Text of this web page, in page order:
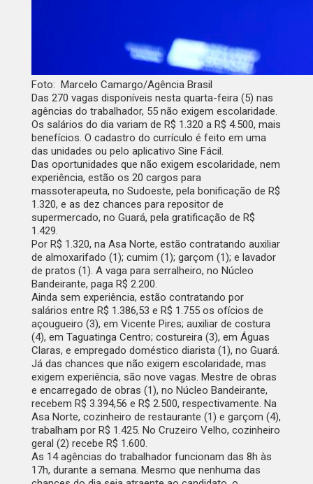
Foto: Marcelo Camargo/Agência Brasil
Das 270 vagas disponíveis nesta quarta-feira (5) nas
agências do trabalhador, 55 não exigem escolaridade.
Os salários do dia variam de R$ 1.320 a R$ 4.500, mais
benefícios. O cadastro do currículo é feito em uma
das unidades ou pelo aplicativo Sine Fácil.
Das oportunidades que não exigem escolaridade, nem
experiência, estão os 20 cargos para
massoterapeuta, no Sudoeste, pela bonificação de R$
1.320, e as dez chances para repositor de
supermercado, no Guará, pela gratificação de R$
1.429.
Por R$ 1.320, na Asa Norte, estão contratando auxiliar
de almoxarifado (1); cumim (1); garçom (1); e lavador
de pratos (1). A vaga para serralheiro, no Núcleo
Bandeirante, paga R$ 2.200.
Ainda sem experiência, estão contratando por
salários entre R$ 1.386,53 e R$ 1.755 os ofícios de
açougueiro (3), em Vicente Pires; auxiliar de costura
(4), em Taguatinga Centro; costureira (3), em Águas
Claras, e empregado doméstico diarista (1), no Guará.
Já das chances que não exigem escolaridade, mas
exigem experiência, são nove vagas. Mestre de obras
e encarregado de obras (1), no Núcleo Bandeirante,
recebem R$ 3.394,56 e R$ 2.500, respectivamente. Na
Asa Norte, cozinheiro de restaurante (1) e garçom (4),
trabalham por R$ 1.425. No Cruzeiro Velho, cozinheiro
geral (2) recebe R$ 1.600.
As 14 agências do trabalhadorfuncionam das 8h às
17h, durante a semana. Mesmo que nenhuma das